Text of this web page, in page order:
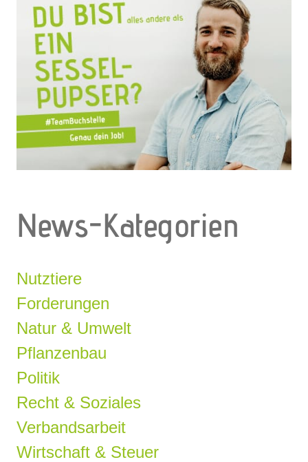
News-Kategorien
Nutztiere
Forderungen
Natur & Umwelt
Pflanzenbau
Politik
Recht & Soziales
Verbandsarbeit
Wirtschaft & Steuer